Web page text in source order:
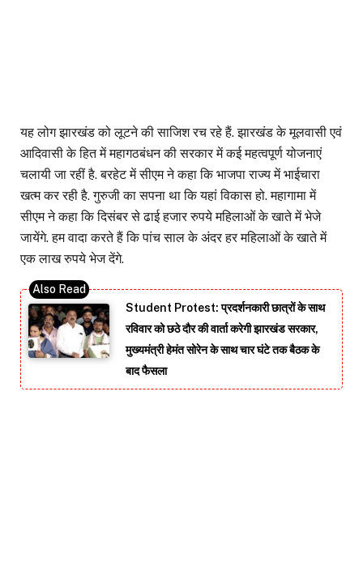
यह लोग झारखंड को लूटने की साजिश रच रहे हैं. झारखंड के मूलवासी एवं
आदिवासी के हित में महागठबंधन की सरकार में कई महत्वपूर्ण योजनाएं
चलायी जा रहीं है. बरहेट में सीएम ने कहा कि भाजपा राज्य में भाईचारा
खत्म कर रही है. गुरुजी का सपना था कि यहां विकास हो. महागामा में
सीएम ने कहा कि दिसंबर से ढाई हजार रुपये महिलाओं के खाते में भेजे
जायेंगे. हम वादा करते हैं कि पांच साल के अंदर हर महिलाओं के खाते में
एक लाख रुपये भेज देंगे.
Student Protest: प्रदर्शनकारी छात्रों के साथ
रविवार को छठे दौर की वार्ता करेगी झारखंड सरकार,
मुख्यमंत्री हेमंत सोरेन के साथ चार घंटे तक बैठक के
बाद फैसला